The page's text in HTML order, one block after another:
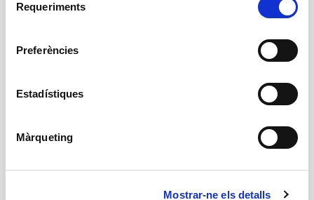
Requeriments
Preferències
Estadístiques
Màrqueting
Mostrar-ne els detalls
(LA CREACIÓN DIVINA O LA TRISTEZA)
LA MUERTE DE LOS POETAS.